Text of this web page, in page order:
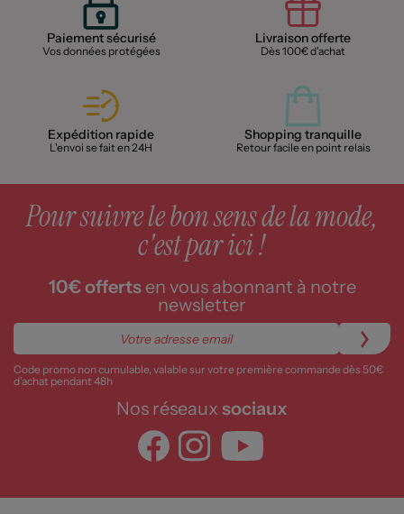
Paiement sécurisé
Vos données protégées
Livraison offerte
Dès 100€ d'achat
Expédition rapide
L'envoi se fait en 24H
Shopping tranquille
Retour facile en point relais
Pour suivre le bon sens de la mode,
c'est par ici !
10€ offertsen vous abonnant à notre
newsletter
Code promo non cumulable, valable sur votre première commande dès 50€
d’achat pendant 48h
Nos réseaux sociaux